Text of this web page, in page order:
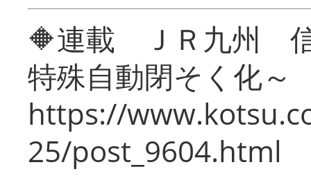
🔶連載 ＪＲ九州 信
特殊自動閉そく化～
https://
25/post_9604.html